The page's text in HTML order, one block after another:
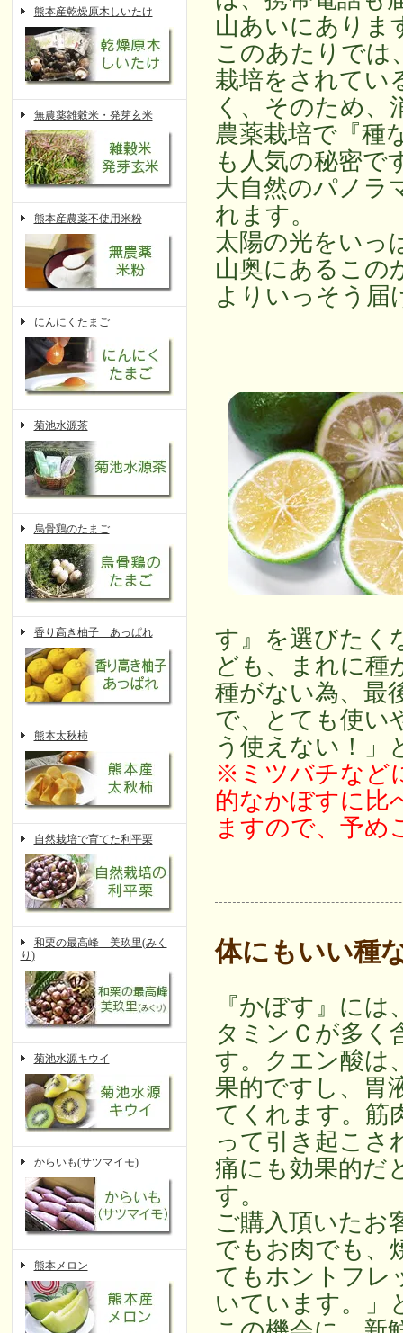
熊本産乾燥原木しいたけ
無農薬雑穀米・発芽玄米
熊本産農薬不使用米粉
にんにくたまご
菊池水源茶
烏骨鶏のたまご
香り高き柚子 あっぱれ
熊本太秋柿
自然栽培で育てた利平栗
和栗の最高峰 美玖里(みく
り)
菊池水源キウイ
からいも(サツマイモ)
熊本メロン
山あいにありま
このあたりでは
栽培をされてい
く、そのため、
農薬栽培で『種
も人気の秘密で
大自然のパノラ
れます。
太陽の光をいっ
山奥にあるこの
よりいっそう届
す』を選びたく
ども、まれに種
種がない為、最
で、とても使い
う使えない！」
※ミツバチなど
的なかぼすに比
ますので、予め
体にもいい種
『かぼす』に
タミンＣが多く
す。クエン酸は
果的ですし、胃
てくれます。筋
って引き起こさ
痛にも効果的だ
す。
ご購入頂いたお
でもお肉でも、
てもホントフレ
いています。」